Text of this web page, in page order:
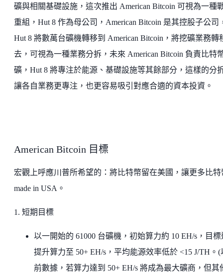
礦與相關基礎設施，這次推出 American Bitcoin 可視為一種
重組，Hut 8 作為母公司，American Bitcoin 是其控股子公司
Hut 8 將數萬台礦機轉移到 American Bitcoin，將挖礦業務轉
去，可視為一種業務分拆，未來 American Bitcoin 負責比特
礦，Hut 8 將專注於能源、基礎設施等其餘部分，這樣的分
讓各自業務更專注，也更容易吸引對應合適的資本投資。
American Bitcoin 目標
宏觀上呼應川普所希望的：將比特幣留在美國，讓更多比特
made in USA。
1. 短期目標
以一開始的 61000 台礦機，初始算力約 10 EH/s，目標
提升算力至 50+ EH/s，平均能源效率低於 <15 J/TH。(
前數據，若算力達到 50+ EH/s 將成為最大礦商，但其